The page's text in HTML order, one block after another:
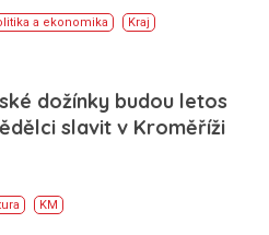
a ekonomika Kraj
dožínky budou letos
slavit v Kroměříži
KM